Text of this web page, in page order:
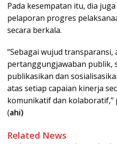
Pada kesempatan itu, dia
pelaporan progres
secara berkala.
“Sebagai wujud
pertanggungjawaban publik,
publikasikan dan
atas setiap capaian kinerja
komunikatif dan kolaboratif,”
(ahi)
Related News